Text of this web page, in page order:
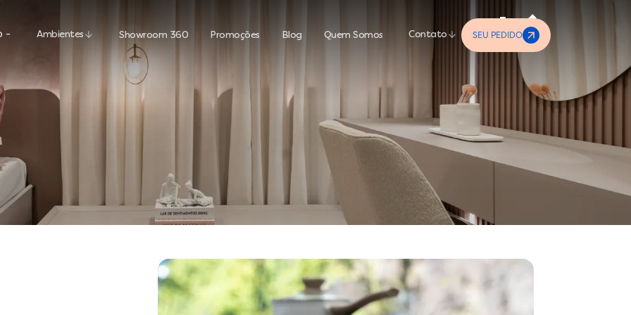
-
Ambientes Showroom 360 Promoções Blog Quem Somos Contato SEU PEDIDO